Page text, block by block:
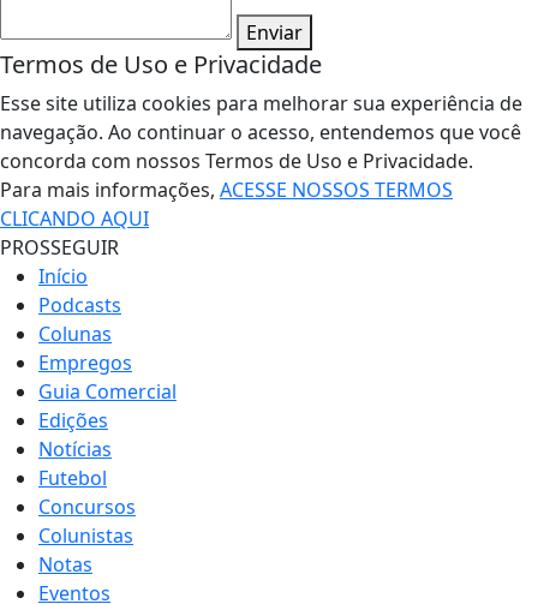
Enviar
Termos de Uso e Privacidade
Esse site utiliza cookies para melhorar sua experiência de
navegação. Ao continuar o acesso, entendemos que você
concorda com nossos Termos de Uso e Privacidade.
Para mais informações, ACESSE NOSSOS TERMOS
CLICANDO AQUI
PROSSEGUIR
Início
Podcasts
Colunas
Empregos
Guia Comercial
Edições
Notícias
Futebol
Concursos
Colunistas
Notas
Eventos